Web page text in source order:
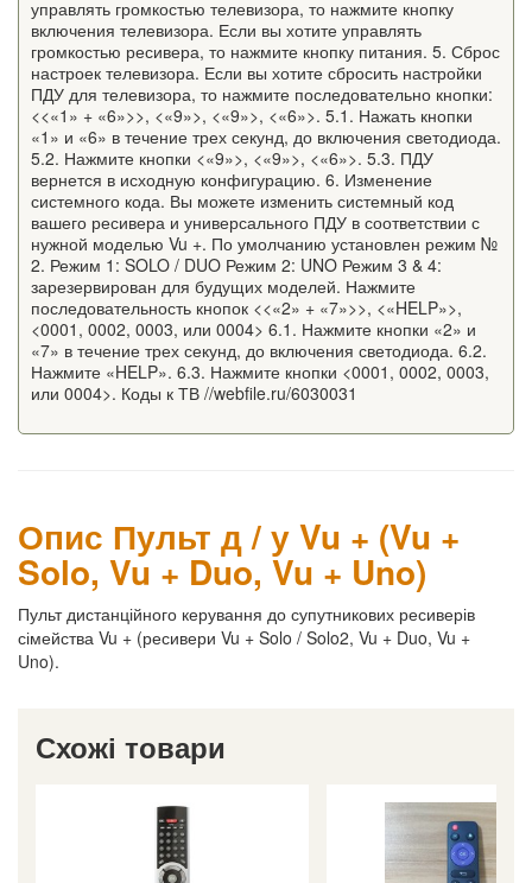
управлять громкостью телевизора, то нажмите кнопку
включения телевизора. Если вы хотите управлять
громкостью ресивера, то нажмите кнопку питания. 5. Сброс
настроек телевизора. Если вы хотите сбросить настройки
ПДУ для телевизора, то нажмите последовательно кнопки:
<<«1» + «6»>>, <«9»>, <«9»>, <«6»>. 5.1. Нажать кнопки
«1» и «6» в течение трех секунд, до включения светодиода.
5.2. Нажмите кнопки <«9»>, <«9»>, <«6»>. 5.3. ПДУ
вернется в исходную конфигурацию. 6. Изменение
системного кода. Вы можете изменить системный код
вашего ресивера и универсального ПДУ в соответствии с
нужной моделью Vu +. По умолчанию установлен режим №
2. Режим 1: SOLO / DUO Режим 2: UNO Режим 3 & 4:
зарезервирован для будущих моделей. Нажмите
последовательность кнопок <<«2» + «7»>>, <«HELP»>,
<0001, 0002, 0003, или 0004> 6.1. Нажмите кнопки «2» и
«7» в течение трех секунд, до включения светодиода. 6.2.
Нажмите «HELP». 6.3. Нажмите кнопки <0001, 0002, 0003,
или 0004>. Коды к ТВ //webfile.ru/6030031
Опис Пульт д / у Vu + (Vu +
Solo, Vu + Duo, Vu + Uno)
Пульт дистанційного керування до супутникових ресиверів
сімейства Vu + (ресивери Vu + Solo / Solo2, Vu + Duo, Vu +
Uno).
Схожі товари